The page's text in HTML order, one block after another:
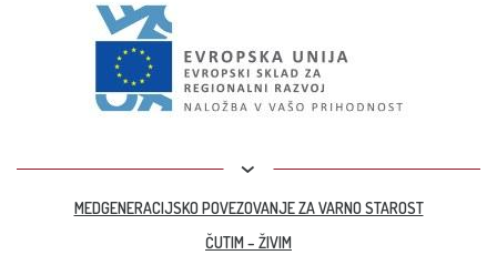
MEDGENERACIJSKO POVEZOVANJE ZA VARNO STAROST
ČUTIM – ŽIVIM